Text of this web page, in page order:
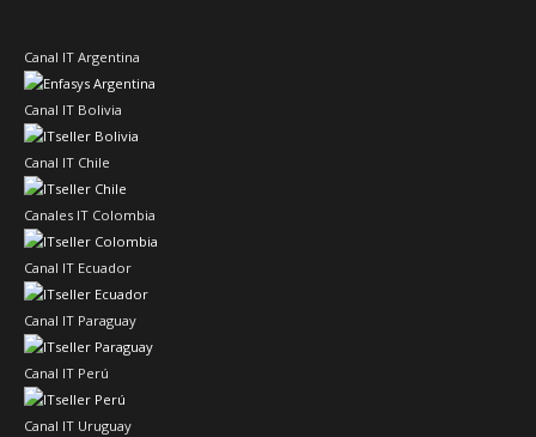
Canal IT Argentina
Canal IT Bolivia
Canal IT Chile
Canales IT Colombia
Canal IT Ecuador
Canal IT Paraguay
Canal IT Perú
Canal IT Uruguay